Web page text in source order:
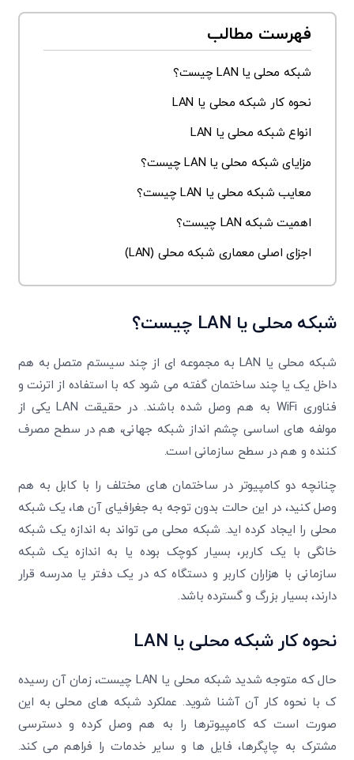
فهرست مطالب
شبکه محلی یا LAN چیست؟
نحوه کار شبکه محلی یا LAN
انواع شبکه محلی یا LAN
مزایای شبکه محلی یا LAN چیست؟
معایب شبکه محلی یا LAN چیست؟
اهمیت شبکه LAN چیست؟
اجزای اصلی معماری شبکه محلی (LAN)
شبکه محلی یا LAN چیست؟
شبکه محلی یا LAN به مجموعه ای از چند سیستم متصل به هم
داخل یک یا چند ساختمان گفته می شود که با استفاده از اترنت و
فناوری WiFi به هم وصل شده باشند. در حقیقت LAN یکی از
مولفه های اساسی چشم انداز شبکه جهانی، هم در سطح مصرف
کننده و هم در سطح سازمانی است.
چنانچه دو کامپیوتر در ساختمان های مختلف را با کابل به هم
وصل کنید، در این حالت بدون توجه به جغرافیای آن ها، یک شبکه
محلی را ایجاد کرده اید. شبکه محلی می تواند به اندازه یک شبکه
خانگی با یک کاربر، بسیار کوچک بوده یا به اندازه یک شبکه
سازمانی با هزاران کاربر و دستگاه که در یک دفتر یا مدرسه قرار
دارند، بسیار بزرگ و گسترده باشد.
نحوه کار شبکه محلی یا LAN
حال که متوجه شدید شبکه محلی یا LAN چیست، زمان آن رسیده
ک با نحوه کار آن آشنا شوید. عملکرد شبکه های محلی به این
صورت است که کامپیوترها را به هم وصل کرده و دسترسی
مشترک به چاپگرها، فایل ها و سایر خدمات را فراهم‌ می کند.